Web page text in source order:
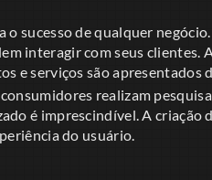
sucesso de qualquer
interagir com seus clientes.
e serviços são apresentados
realizam
é imprescindível. A criação
do usuário.